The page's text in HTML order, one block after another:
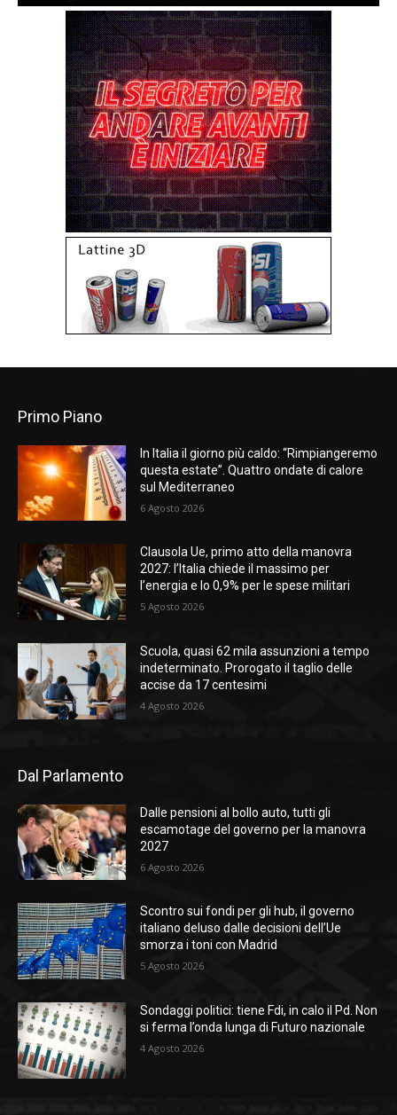
Primo Piano
In Italia il giorno più caldo: “Rimpiangeremo
questa estate”. Quattro ondate di calore
sul Mediterraneo
6 Agosto 2026
Clausola Ue, primo atto della manovra
2027: l’Italia chiede il massimo per
l’energia e lo 0,9% per le spese militari
5 Agosto 2026
Scuola, quasi 62 mila assunzioni a tempo
indeterminato. Prorogato il taglio delle
accise da 17 centesimi
4 Agosto 2026
Dal Parlamento
Dalle pensioni al bollo auto, tutti gli
escamotage del governo per la manovra
2027
6 Agosto 2026
Scontro sui fondi per gli hub, il governo
italiano deluso dalle decisioni dell’Ue
smorza i toni con Madrid
5 Agosto 2026
Sondaggi politici: tiene Fdi, in calo il Pd. Non
si ferma l’onda lunga di Futuro nazionale
4 Agosto 2026